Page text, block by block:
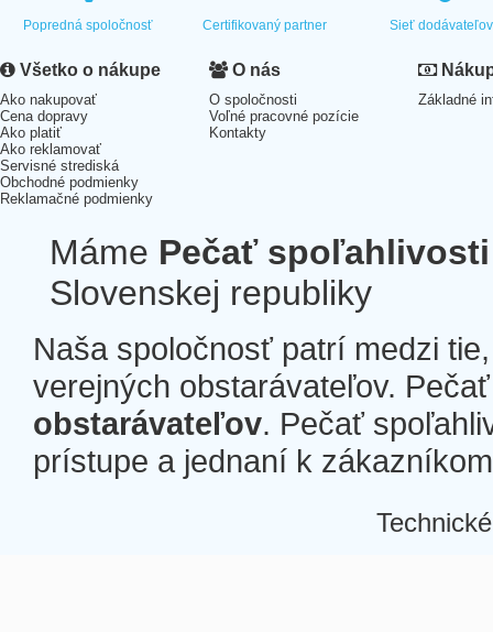
Popredná spoločnosť Certifikovaný partner Sieť dodávateľov
Všetko o nákupe
Ako nakupovať
Cena dopravy
Ako platiť
Ako reklamovať
Servisné strediská
Obchodné podmienky
Reklamačné podmienky
O nás
O spoločnosti
Voľné pracovné pozície
Kontakty
Základné
Máme Pečať spoľahlivosti
Slovenskej republiky
Naša spoločnosť patrí medzi
verejných obstarávateľov.
obstarávateľov. Pečať
prístupe a jednaní k